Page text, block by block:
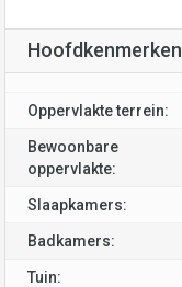
Hoofdkenmerken
Oppervlakte terrein:
Bewoonbare
oppervlakte:
Slaapkamers:
Badkamers:
Tuin: